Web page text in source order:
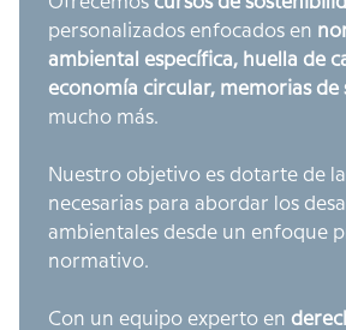
personalizados enfocados en
ambiental específica, huella de
economía circular, memorias de
mucho más.
Nuestro objetivo es dotarte de
necesarias para abordar los
ambientales desde un enfoque
normativo.
Con un equipo experto en